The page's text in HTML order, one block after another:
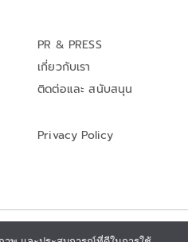
PR & PRESS
เกี่ยวกับเรา
ติดต่อและ สนับสนุน
Privacy Policy